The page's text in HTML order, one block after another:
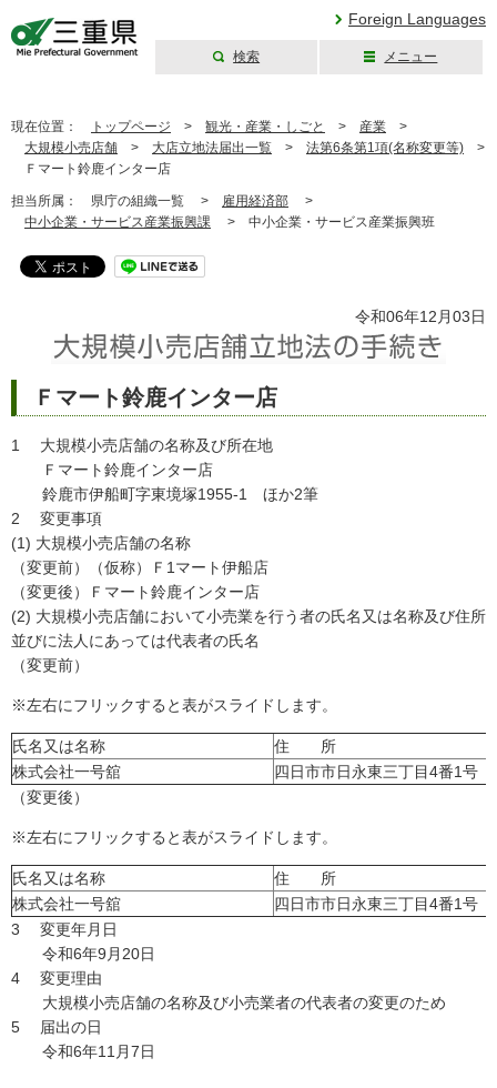
Foreign Languages
検索 メニュー
現在位置： トップページ > 観光・産業・しごと > 産業 >
大規模小売店舗 > 大店立地法届出一覧 > 法第6条第1項(名称変更等) >
Ｆマート鈴鹿インター店
担当所属： 県庁の組織一覧 > 雇用経済部 >
中小企業・サービス産業振興課 > 中小企業・サービス産業振興班
令和06年12月03日
Ｆマート鈴鹿インター店
1 大規模小売店舗の名称及び所在地
Ｆマート鈴鹿インター店
鈴鹿市伊船町字東境塚1955-1 ほか2筆
2 変更事項
(1) 大規模小売店舗の名称
（変更前）（仮称）Ｆ1マート伊船店
（変更後）Ｆマート鈴鹿インター店
(2) 大規模小売店舗において小売業を行う者の氏名又は名称及び住所
並びに法人にあっては代表者の氏名
（変更前）
※左右にフリックすると表がスライドします。
氏名又は名称
住 所
株式会社一号舘
四日市市日永東三丁目4番1号
（変更後）
※左右にフリックすると表がスライドします。
氏名又は名称
住 所
株式会社一号舘
四日市市日永東三丁目4番1号
3 変更年月日
令和6年9月20日
4 変更理由
大規模小売店舗の名称及び小売業者の代表者の変更のため
5 届出の日
令和6年11月7日